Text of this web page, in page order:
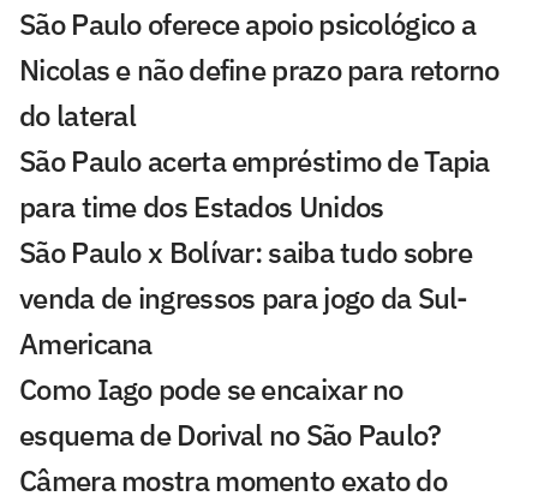
São Paulo oferece apoio psicológico a
Nicolas e não define prazo para retorno
do lateral
São Paulo acerta empréstimo de Tapia
para time dos Estados Unidos
São Paulo x Bolívar: saiba tudo sobre
venda de ingressos para jogo da Sul-
Americana
Como Iago pode se encaixar no
esquema de Dorival no São Paulo?
Câmera mostra momento exato do